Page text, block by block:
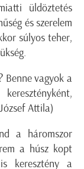
üldöztetés
és szerelem
súlyos teher,
Benne vagyok a
Attila)
a háromszor
a húsz kopt
keresztény a